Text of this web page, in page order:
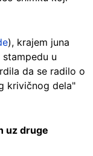
), krajem juna
u
da se radilo o
krivičnog dela"
uz druge